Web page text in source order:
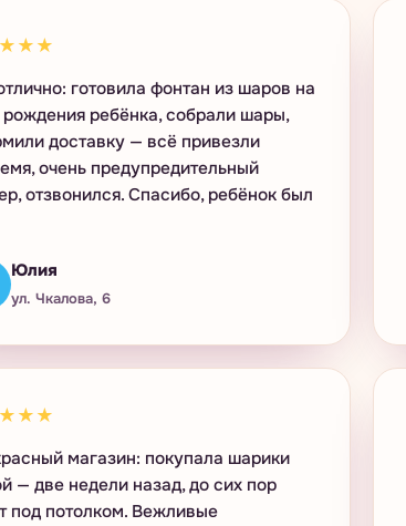
готовила фонтан из шаров на
рождения ребёнка, собрали шары,
доставку — всё привезли
очень предупредительный
отзвонился. Спасибо, ребёнок был
Юлия
ул. Чкалова, 6
магазин: покупала шарики
— две недели назад, до сих пор
под потолком. Вежливые